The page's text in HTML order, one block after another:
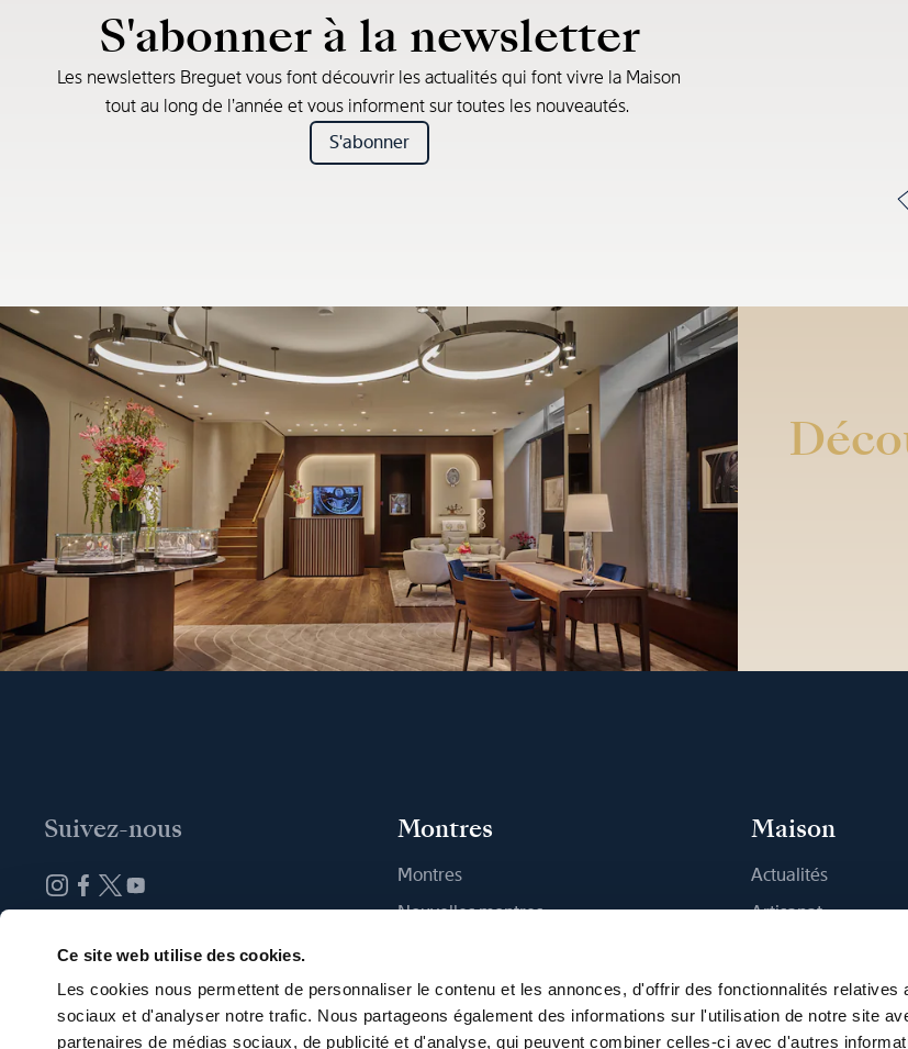
Ce site web utilise des cookies.
Les cookies nous permettent de personnaliser le contenu et les annonces, d'offrir des fonctionnalités relatives
sociaux et d'analyser notre trafic. Nous partageons également des informations sur l'utilisation de notre site
partenaires de médias sociaux, de publicité et d'analyse, qui peuvent combiner celles-ci avec d'autres
S'abonner à la newsletter
Les newsletters Breguet vous font découvrir les actualités qui font vivre la Maison
tout au long de l’année et vous informent sur toutes les nouveautés.
S'abonner
Suivez-nous Montres
Montres
Nouvelles montres
Maison
Actualités
Artisanat
Durabilité
Carrière